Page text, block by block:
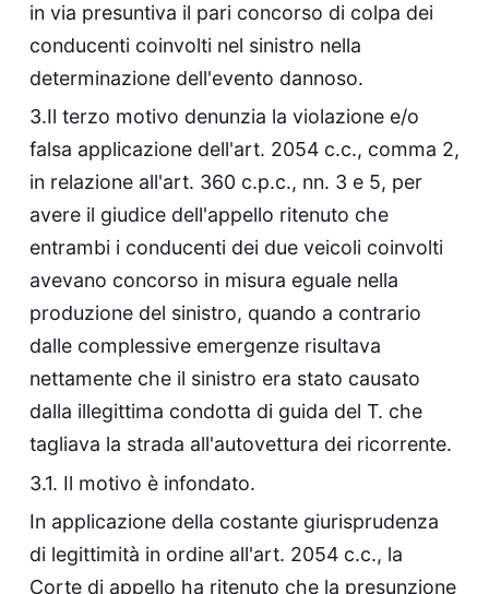
in via presuntiva il pari concorso di colpa dei
conducenti coinvolti nel sinistro nella
determinazione dell'evento dannoso.
3.Il terzo motivo denunzia la violazione e/o
falsa applicazione dell'art. 2054 c.c., comma 2,
in relazione all'art. 360 c.p.c., nn. 3 e 5, per
avere il giudice dell'appello ritenuto che
entrambi i conducenti dei due veicoli coinvolti
avevano concorso in misura eguale nella
produzione del sinistro, quando a contrario
dalle complessive emergenze risultava
nettamente che il sinistro era stato causato
dalla illegittima condotta di guida del T. che
tagliava la strada all'autovettura dei ricorrente.
3.1. Il motivo è infondato.
In applicazione della costante giurisprudenza
di legittimità in ordine all'art. 2054 c.c., la
Corte di appello ha ritenuto che la presunzione